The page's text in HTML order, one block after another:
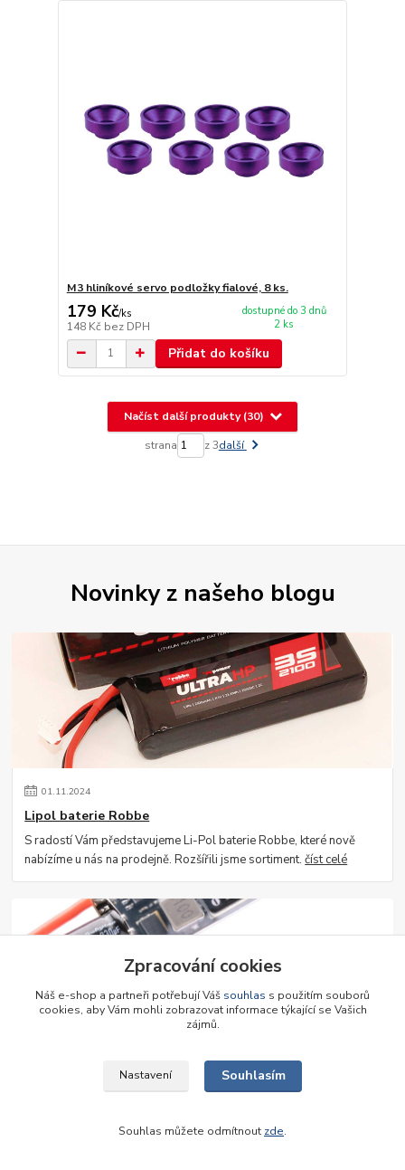
M3 hliníkové servo podložky fialové, 8 ks.
179 Kč/ks
148 Kč bez DPH
dostupné do 3 dnů
2 ks
Přidat do košíku
Načíst další produkty (30)
strana z 3další
Novinky z našeho blogu
01.11.2024
Lipol baterie Robbe
S radostí Vám představujeme Li-Pol baterie Robbe, které nově
nabízíme u nás na prodejně. Rozšířili jsme sortiment.číst celé
Střídavé pohony Graupner
Zpracování cookies
Náš e-shop a partneři potřebují Váš souhlas s použitím souborů
cookies, aby Vám mohli zobrazovat informace týkající se Vašich
zájmů.
Nastavení Souhlasím
Souhlas můžete odmítnout zde.